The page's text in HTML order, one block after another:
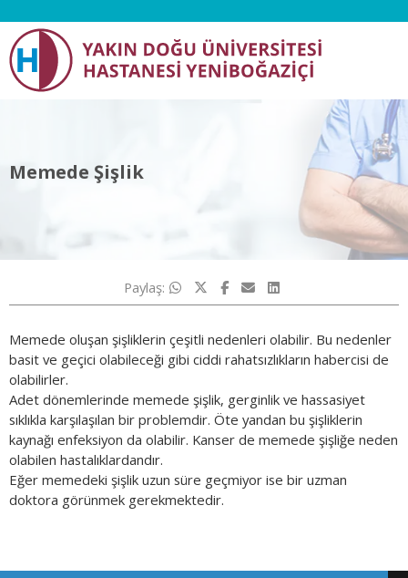
Memede Şişlik
Paylaş:
Memede oluşan şişliklerin çeşitli nedenleri olabilir. Bu nedenler
basit ve geçici olabileceği gibi ciddi rahatsızlıkların habercisi de
olabilirler.
Adet dönemlerinde memede şişlik, gerginlik ve hassasiyet
sıklıkla karşılaşılan bir problemdir. Öte yandan bu şişliklerin
kaynağı enfeksiyon da olabilir. Kanser de memede şişliğe neden
olabilen hastalıklardandır.
Eğer memedeki şişlik uzun süre geçmiyor ise bir uzman
doktora görünmek gerekmektedir.